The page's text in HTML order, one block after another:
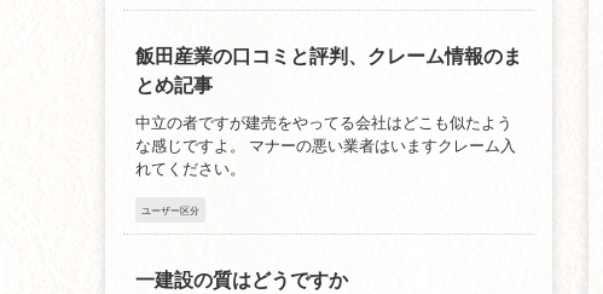
飯田産業の口コミと評判、クレーム情報のま
とめ記事
中立の者ですが建売をやってる会社はどこも似たよう
な感じですよ。 マナーの悪い業者はいますクレーム入
れてください。
ユーザー区分
一建設の質はどうですか